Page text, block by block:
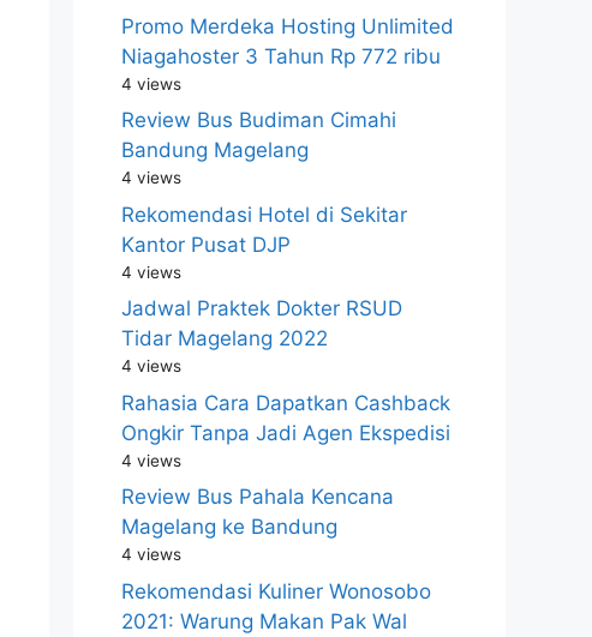
Promo Merdeka Hosting Unlimited
Niagahoster 3 Tahun Rp 772 ribu
4 views
Review Bus Budiman Cimahi
Bandung Magelang
4 views
Rekomendasi Hotel di Sekitar
Kantor Pusat DJP
4 views
Jadwal Praktek Dokter RSUD
Tidar Magelang 2022
4 views
Rahasia Cara Dapatkan Cashback
Ongkir Tanpa Jadi Agen Ekspedisi
4 views
Review Bus Pahala Kencana
Magelang ke Bandung
4 views
Rekomendasi Kuliner Wonosobo
2021: Warung Makan Pak Wal